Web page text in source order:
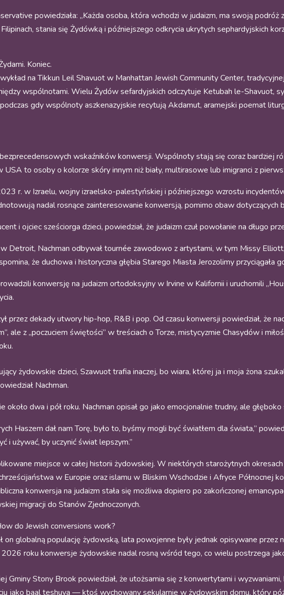
powiedziała: „Każda osoba, która wchodzi w judaizm, ma swoją podróż
stania się Żydówką i późniejszego odkrycia ukrytych sephardyjskich
Koniec.
na Tikkun Leil Shavuot w Manhattan Jewish Community Center,
wspólnotami. Wielu Żydów sefardyjskich odczytuje Ketubah le-Shavuot,
gdy wspólnoty aszkenazyjskie recytują Akdamut, aramejski poemat
wskaźników konwersji. Wspólnoty stają się coraz bardziej
to osoby o kolorze skóry innym niż biały, multirasowe lub imigranci z
r. w Izraelu, wojny izraelsko-palestyńskiej i późniejszego wzrostu
nadal rosnące zainteresowanie konwersją, pomimo obaw dotyczących
i ojciec sześciorga dzieci, powiedział, że judaizm czuł powołanie na długo
Detroit, Nachman odbywał tournée zawodowo z artystami, w tym Missy
że duchowa i historyczna głębia Starego Miasta Jerozolimy przyciągała
konwersję na judaizm ortodoksyjny w Irvine w Kalifornii i uruchomili
przez dekady utwory hip-hop, R&B i pop. Od czasu konwersji powiedział, że
ale z „poczuciem świętości” w treściach o Torze, mistycyzmie Chasydów i
żydowskie dzieci, Szawuot trafia inaczej, bo wiara, której ja i moja żona
Nachman.
około dwa i pół roku. Nachman opisał go jako emocjonalnie trudny, ale
Haszem dał nam Torę, było to, byśmy mogli być światłem dla świata,”
i używać, by uczynić świat lepszym.”
miejsce w całej historii żydowskiej. W niektórych starożytnych
w Europie oraz islamu w Bliskim Wschodzie i Afryce Północnej
konwersja na judaizm stała się możliwa dopiero po zakończonej
migracji do Stanów Zjednoczonych.
do Jewish conversions work?
globalną populację żydowską, lata powojenne były jednak opisywane przez
roku konwersje żydowskie nadal rosną wśród tego, co wielu postrzega
Gminy Stony Brook powiedział, że utożsamia się z konwertytami i
jako baal teshuva — ktoś wychowany sekularnie w żydowskim domu, który